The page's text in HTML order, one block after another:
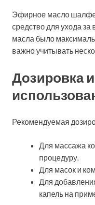
Эфирное масло
средство для ухода
масла было
важно учитывать
Дозировка
Рекомендуемая
Для массажа
процедуру.
Для масок и
Для
капель на